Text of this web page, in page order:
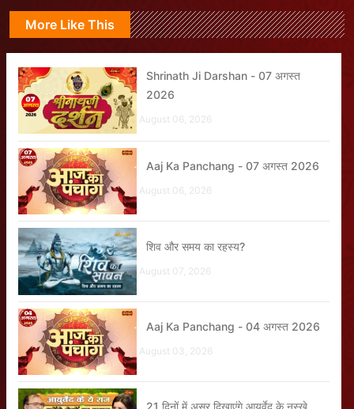
More Like This
Shrinath Ji Darshan - 07 अगस्त
2026
August 06, 2026
Aaj Ka Panchang - 07 अगस्त 2026
August 06, 2026
शिव और समय का रहस्य?
August 07, 2026
Aaj Ka Panchang - 04 अगस्त 2026
August 03, 2026